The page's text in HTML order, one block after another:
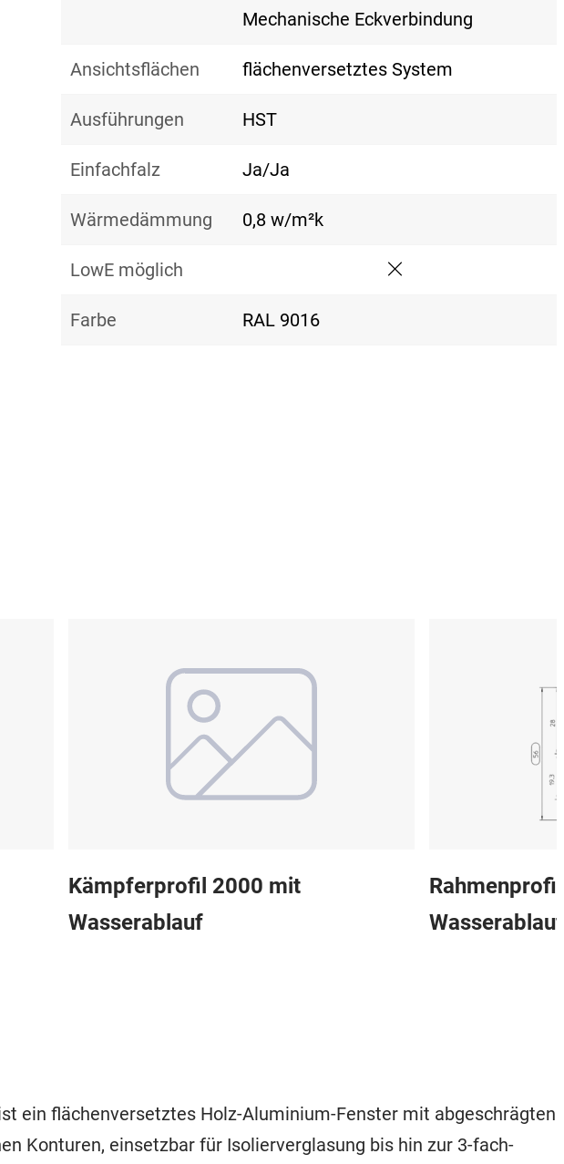
Mechanische Eckverbindung
Ansichtsflächen flächenversetztes System
Ausführungen HST
Einfachfalz Ja/Ja
Wärmedämmung 0,8 w/m²k
LowE möglich
Farbe RAL 9016
Kämpferprofil 2000 mit
Wasserablauf
Wasserablauf
ein flächenversetztes Holz-Aluminium-Fenster mit abgeschrägten
Konturen, einsetzbar für Isolierverglasung bis hin zur 3-fach-